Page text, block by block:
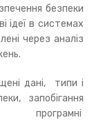
безпеки
ідеї в системах
через аналіз
дані, типи і
запобігання
програмні